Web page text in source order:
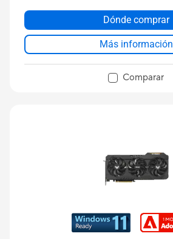
Dónde comprar
Más información
Comparar